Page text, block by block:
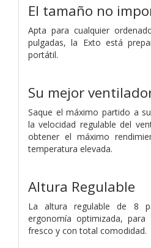
El tamaño no
Apta para cualquier
pulgadas, la Exto está
portátil.
Su mejor
Saque el máximo partido a
la velocidad regulable del
obtener el máximo
temperatura elevada.
Altura Regulable
La altura regulable de 8
ergonomía optimizada,
fresco y con total comodidad.